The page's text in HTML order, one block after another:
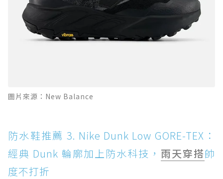
圖片來源：New Balance
防水鞋推薦 3. Nike Dunk Low GORE-TEX：
經典 Dunk 輪廓加上防水科技， 雨天穿搭帥
度不打折